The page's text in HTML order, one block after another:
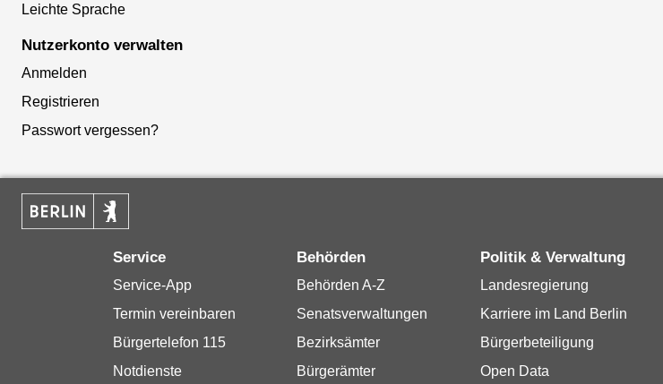
Leichte Sprache
Nutzerkonto verwalten
Anmelden
Registrieren
Passwort vergessen?
Service
Service-App
Termin vereinbaren
Bürgertelefon 115
Notdienste
Behörden
Behörden A-Z
Senatsverwaltungen
Bezirksämter
Bürgerämter
Politik & Verwaltung
Landesregierung
Karriere im Land Berlin
Bürgerbeteiligung
Open Data